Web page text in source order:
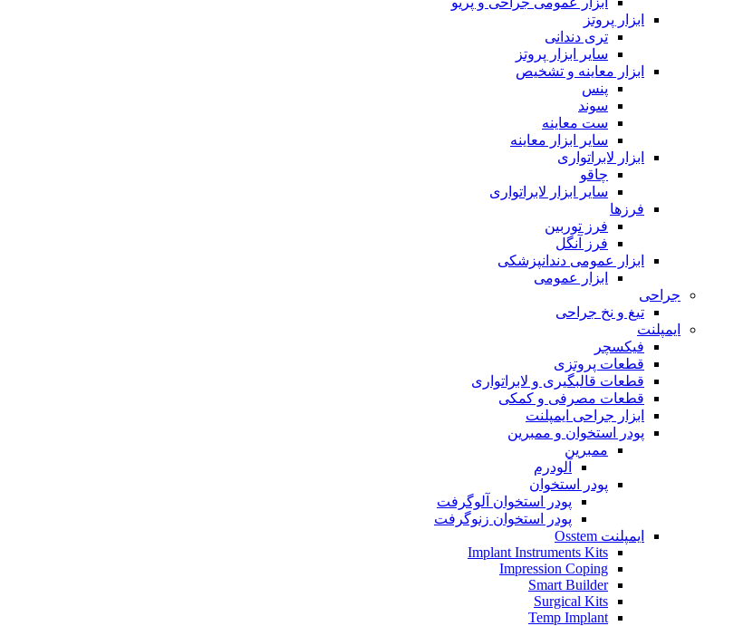
ابزار پروتز
تری دندانی
سایر ابزار پروتز
ابزار معاینه و تشخیص
پنس
سوند
ست معاینه
سایر ابزار معاینه
ابزار لابراتواری
چاقو
سایر ابزار لابراتواری
فرزها
فرز توربین
فرز آنگل
ابزار عمومی دندانپزشکی
ابزار عمومی
جراحی
تیغ و نخ جراحی
ایمپلنت
فیکسچر
قطعات پروتزی
قطعات قالبگیری و لابراتواری
قطعات مصرفی و کمکی
ابزار جراحی ایمپلنت
پودر استخوان و ممبرین
ممبرین
آلودرم
پودر استخوان
پودر استخوان آلوگرفت
پودر استخوان زنوگرفت
ایمپلنت Osstem
Implant Instruments Kits
Impression Coping
Smart Builder
Surgical Kits
Temp Implant